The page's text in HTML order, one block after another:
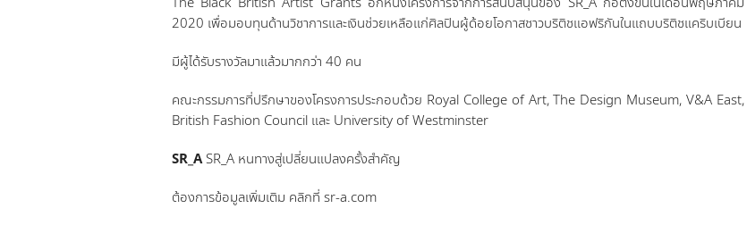
2020 เพื่อมอบทุนด้านวิชาการและเงินช่วยเหลือแก่ศิลปินผู้ด้อยโอกาสชาวบริติชแอฟริกันในแถบบริติชแคริบเบียน
มีผู้ได้รับรางวัลมาแล้วมากกว่า 40 คน
คณะกรรมการที่ปรึกษาของโครงการประกอบด้วย Royal College of Art, The Design Museum, V&A East,
British Fashion Council และ University of Westminster
SR_ASR_A หนทางสู่เปลี่ยนแปลงครั้งสำคัญ
ต้องการข้อมูลเพิ่มเติม คลิกที่ sr-a.com